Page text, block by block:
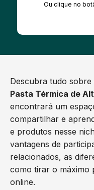
Ou clique no
Descubra tudo sobre
Pasta Térmica de
encontrará um
compartilhar e
e produtos nesse
vantagens de
relacionados, as
como tirar o máximo
online.